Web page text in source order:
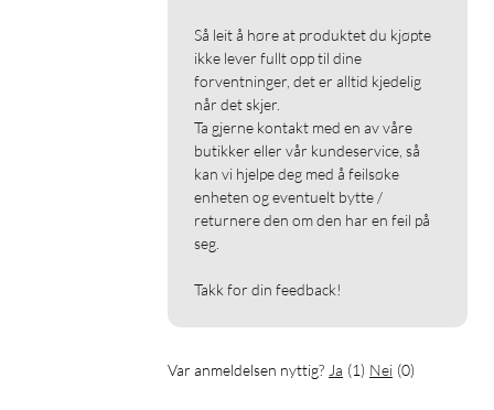
Så leit å høre at produktet du kjøpte
ikke lever fullt opp til dine
forventninger, det er alltid kjedelig
når det skjer.
Ta gjerne kontakt med en av våre
butikker eller vår kundeservice, så
kan vi hjelpe deg med å feilsøke
enheten og eventuelt bytte /
returnere den om den har en feil på
seg.
Takk for din feedback!
Var anmeldelsen nyttig? Ja (1) Nei (0)